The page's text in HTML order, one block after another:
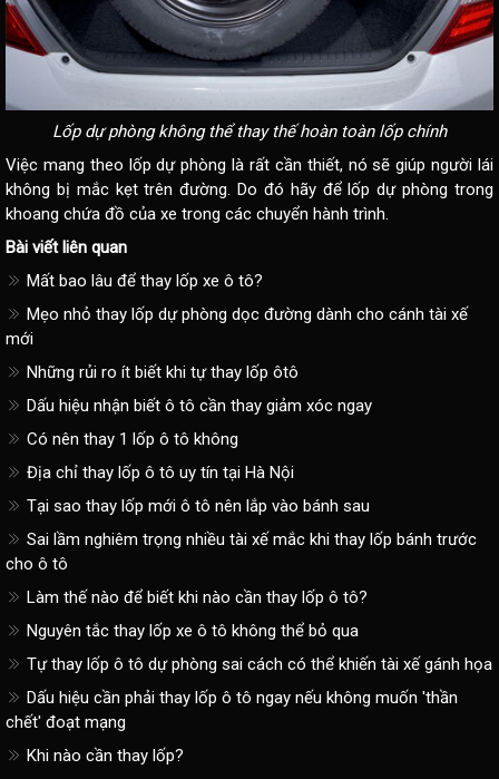
Lốp dự phòng không thể thay thế hoàn toàn lốp chính
Việc mang theo lốp dự phòng là rất cần thiết, nó sẽ giúp người lái
không bị mắc kẹt trên đường. Do đó hãy để lốp dự phòng trong
khoang chứa đồ của xe trong các chuyển hành trình.
Bài viết liên quan
Mất bao lâu để thay lốp xe ô tô?
Mẹo nhỏ thay lốp dự phòng dọc đường dành cho cánh tài xế
mới
Những rủi ro ít biết khi tự thay lốp ôtô
Dấu hiệu nhận biết ô tô cần thay giảm xóc ngay
Có nên thay 1 lốp ô tô không
Địa chỉ thay lốp ô tô uy tín tại Hà Nội
Tại sao thay lốp mới ô tô nên lắp vào bánh sau
Sai lầm nghiêm trọng nhiều tài xế mắc khi thay lốp bánh trước
cho ô tô
Làm thế nào để biết khi nào cần thay lốp ô tô?
Nguyên tắc thay lốp xe ô tô không thể bỏ qua
Tự thay lốp ô tô dự phòng sai cách có thể khiến tài xế gánh họa
Dấu hiệu cần phải thay lốp ô tô ngay nếu không muốn 'thần
chết' đoạt mạng
Khi nào cần thay lốp?